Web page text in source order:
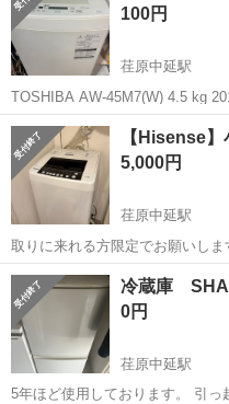
100円
荏原中延駅
TOSHIBA AW-45M7(W) 4.5 kg 2019年と思い
使用しています。 表面には、磁
には問題があ
東京 品川区 荏原中延駅
【Hisense
5,000円
荏原中延駅
取りに来れる方限定でお願いしま
す Hiseseの小型洗濯機HW-
高さ (cm) 特に目立った傷などは
東京 品川区 荏原中延駅
冷蔵庫
0円
荏原中延駅
5年ほど使用しております。 引